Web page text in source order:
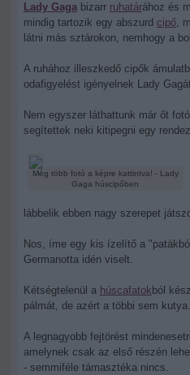
Lady Gagabizarr ruhatárához és
mindig tartozik egy abszurd cipő,
látni más sztárokon, nemhogy a
A ruhához illeszkedő cipők
odafigyelést igényelnek Lady
Nem egyszer láthattunk már őt
segítettek neki kitipegni egy
Még több fotó a képre kattintva! - Lady
Gaga húscipőben
lábbelik ebben nagy szerepet
Nos, íme egy kis ízelítő a
Germanotta idén viselt.
Kétségtelenül a húscafatok ból
pálmát, de azért a többi sem
A legnagyobb fejtörést
amelynek csak az első részén
- semmiféle támasztéka nincs.